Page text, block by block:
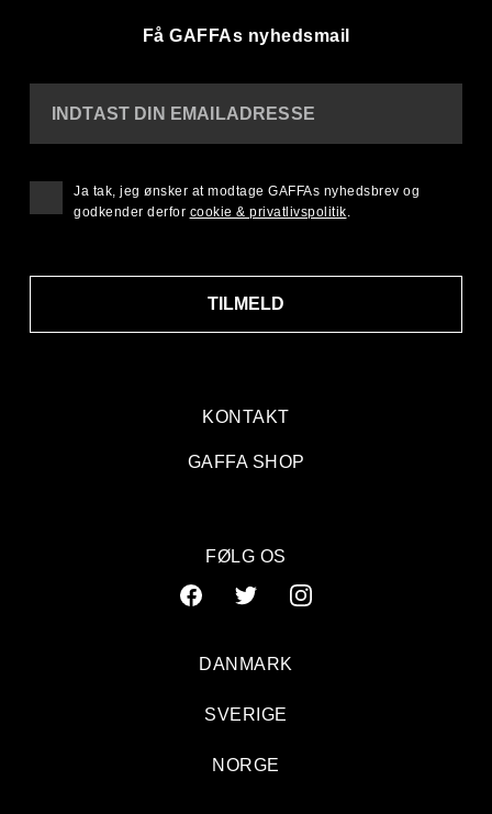
Få GAFFAs nyhedsmail
KONTAKT
GAFFA SHOP
INDTAST DIN EMAILADRESSE
TILMELD
Ja tak, jeg ønsker at modtage GAFFAs nyhedsbrev og
godkender derfor cookie & privatlivspolitik
FØLG OS
DANMARK
SVERIGE
NORGE